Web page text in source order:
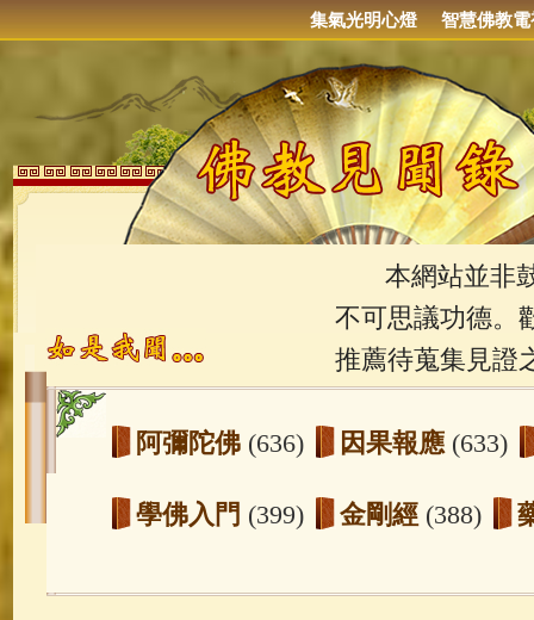
集氣光明心燈 智慧佛教電
本網站並非鼓
不可思議功德。
推薦待蒐集見證
阿彌陀佛 (636) 因果報應 (633)
學佛入門 (399) 金剛經 (388)
玉曆寶鈔(236) 地藏經(225)